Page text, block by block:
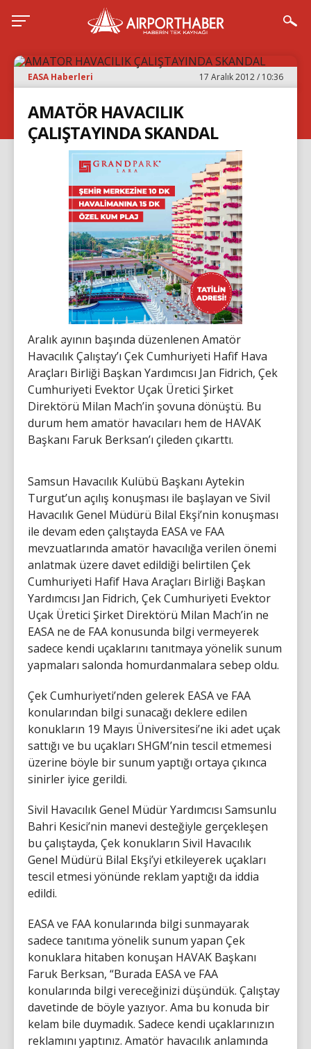
EASA Haberleri 17 Aralık 2012 / 10:36
AMATÖR HAVACILIK
ÇALIŞTAYINDA SKANDAL
Aralık ayının başında düzenlenen Amatör
Havacılık Çalıştay’ı Çek Cumhuriyeti Hafif Hava
Araçları Birliği Başkan Yardımcısı Jan Fidrich, Çek
Cumhuriyeti Evektor Uçak Üretici Şirket
Direktörü Milan Mach’in şovuna dönüştü. Bu
durum hem amatör havacıları hem de HAVAK
Başkanı Faruk Berksan’ı çileden çıkarttı.
Samsun Havacılık Kulübü Başkanı Aytekin
Turgut’un açılış konuşması ile başlayan ve Sivil
Havacılık Genel Müdürü Bilal Ekşi’nin konuşması
ile devam eden çalıştayda EASA ve FAA
mevzuatlarında amatör havacılığa verilen önemi
anlatmak üzere davet edildiği belirtilen Çek
Cumhuriyeti Hafif Hava Araçları Birliği Başkan
Yardımcısı Jan Fidrich, Çek Cumhuriyeti Evektor
Uçak Üretici Şirket Direktörü Milan Mach’in ne
EASA ne de FAA konusunda bilgi vermeyerek
sadece kendi uçaklarını tanıtmaya yönelik sunum
yapmaları salonda homurdanmalara sebep oldu.
Çek Cumhuriyeti’nden gelerek EASA ve FAA
konularından bilgi sunacağı deklere edilen
konukların 19 Mayıs Üniversitesi’ne iki adet uçak
sattığı ve bu uçakları SHGM’nin tescil etmemesi
üzerine böyle bir sunum yaptığı ortaya çıkınca
sinirler iyice gerildi.
Sivil Havacılık Genel Müdür Yardımcısı Samsunlu
Bahri Kesici’nin manevi desteğiyle gerçekleşen
bu çalıştayda, Çek konukların Sivil Havacılık
Genel Müdürü Bilal Ekşi’yi etkileyerek uçakları
tescil etmesi yönünde reklam yaptığı da iddia
edildi.
EASA ve FAA konularında bilgi sunmayarak
sadece tanıtıma yönelik sunum yapan Çek
konuklara hitaben konuşan HAVAK Başkanı
Faruk Berksan, “Burada EASA ve FAA
konularında bilgi vereceğinizi düşündük. Çalıştay
davetinde de böyle yazıyor. Ama bu konuda bir
kelam bile duymadık. Sadece kendi uçaklarınızın
reklamını yaptınız. Amatör havacılık anlamında